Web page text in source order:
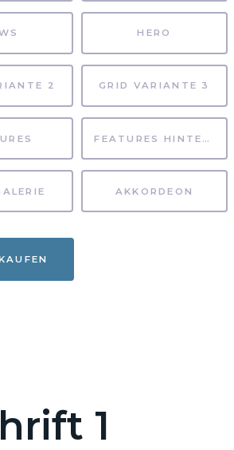
HERO
2 GRID VARIANTE 3
FEATURES HINTERGRUND
AKKORDEON
1